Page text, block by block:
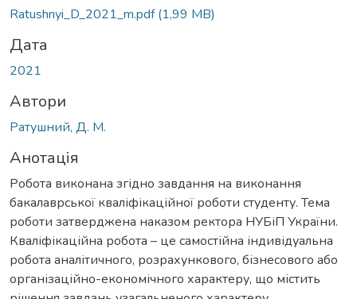
Ratushnyi_D_2021_m.pdf(1,99 MB)
Дата
2021
Автори
Ратушний, Д. М.
Анотація
Робота виконана згідно завдання на виконання
бакалаврської кваліфікаційної роботи студенту. Тема
роботи затверджена наказом ректора НУБіП України.
Кваліфікаційна робота – це самостійна індивідуальна
робота аналітичного, розрахункового, бізнесового або
організаційно-економічного характеру, що містить